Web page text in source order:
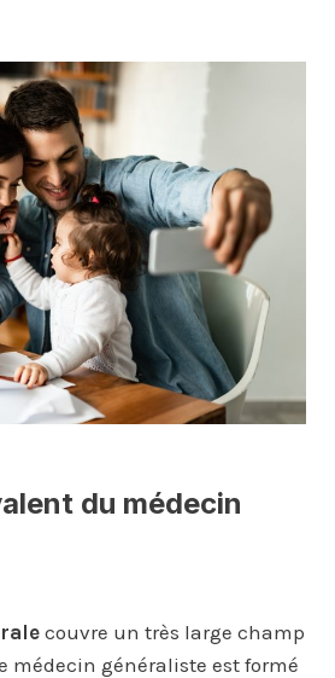
du médecin
couvre un très large champ
médecin généraliste est formé